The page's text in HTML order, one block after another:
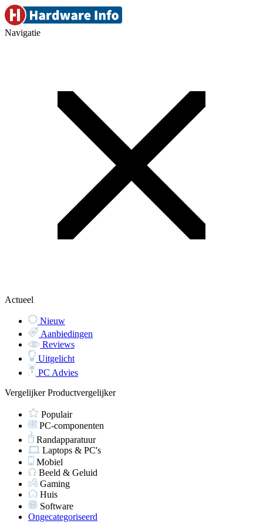
Navigatie
Actueel
Nieuw
Aanbiedingen
Reviews
Uitgelicht
PC Advies
VergelijkerProductvergelijker
Populair
PC-componenten
Randapparatuur
Laptops & PC's
Mobiel
Beeld & Geluid
Gaming
Huis
Software
Ongecategoriseerd